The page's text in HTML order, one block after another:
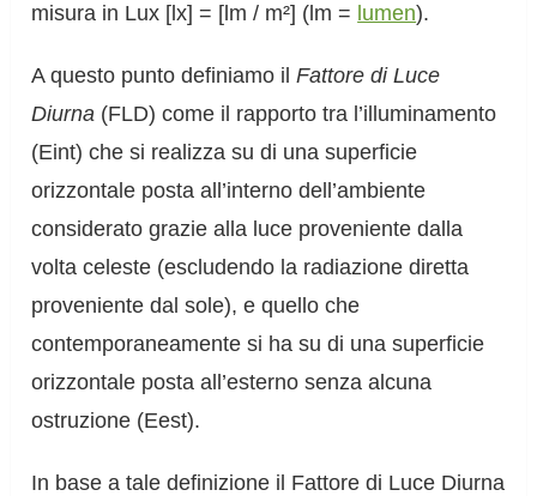
misura in Lux [lx] = [lm / m²] (lm = lumen).
A questo punto definiamo ilFattore di Luce
Diurna (FLD) come il rapporto tra l’illuminamento
(Eint) che si realizza su di una superficie
orizzontale posta all’interno dell’ambiente
considerato grazie alla luce proveniente dalla
volta celeste (escludendo la radiazione diretta
proveniente dal sole), e quello che
contemporaneamente si ha su di una superficie
orizzontale posta all’esterno senza alcuna
ostruzione (Eest).
In base a tale definizione il Fattore di Luce Diurna